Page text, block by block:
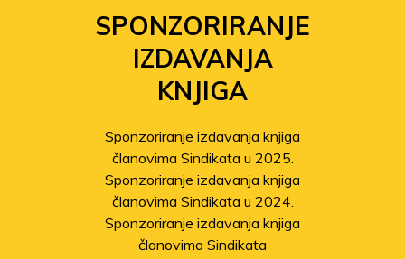
SPONZORIRANJE
IZDAVANJA
KNJIGA
Sponzoriranje izdavanja knjiga
članovima Sindikata u 2025.
Sponzoriranje izdavanja knjiga
članovima Sindikata u 2024.
Sponzoriranje izdavanja knjiga
članovima Sindikata